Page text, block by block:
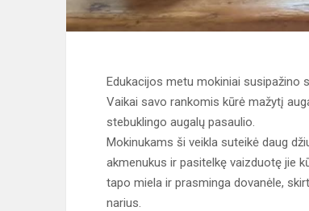
Edukacijos metu mokiniai susipažino
Vaikai savo rankomis kūrė mažytį
stebuklingo augalų pasaulio.
Mokinukams ši veikla suteikė daug
akmenukus ir pasitelkę vaizduotę jie
tapo miela ir prasminga dovanėle,
narius.